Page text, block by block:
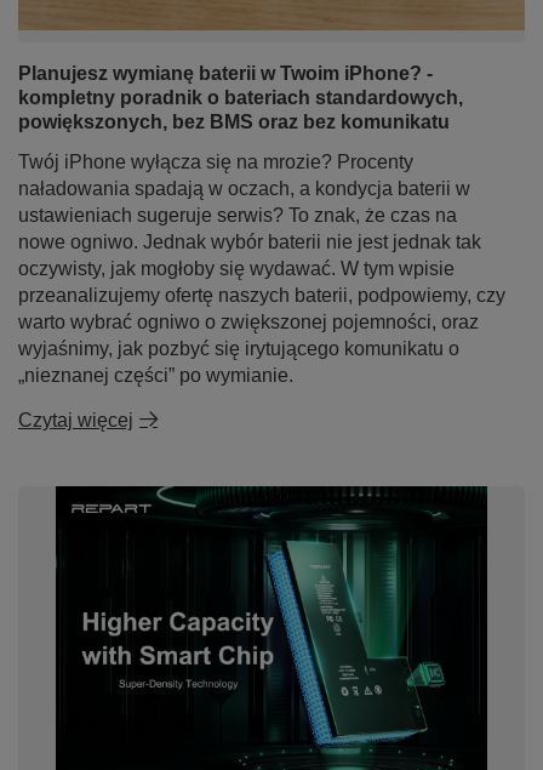
Planujesz wymianę baterii w Twoim iPhone? -
kompletny poradnik o bateriach standardowych,
powiększonych, bez BMS oraz bez komunikatu
Twój iPhone wyłącza się na mrozie? Procenty
naładowania spadają w oczach, a kondycja baterii w
ustawieniach sugeruje serwis? To znak, że czas na
nowe ogniwo. Jednak wybór baterii nie jest jednak tak
oczywisty, jak mogłoby się wydawać. W tym wpisie
przeanalizujemy ofertę naszych baterii, podpowiemy, czy
warto wybrać ogniwo o zwiększonej pojemności, oraz
wyjaśnimy, jak pozbyć się irytującego komunikatu o
„nieznanej części” po wymianie.
Czytaj więcej